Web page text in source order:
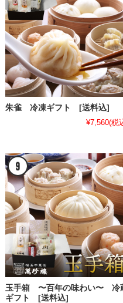
朱雀 冷凍ギフト [送料込]
¥7,560(税
玉手箱 〜百年の味わい〜 冷
ギフト [送料込]